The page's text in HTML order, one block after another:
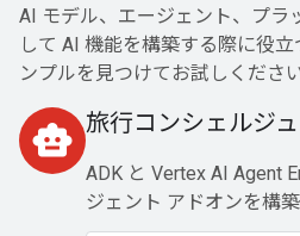
AI モデル、エージェント、プラ
して AI 機能を構築する際に役
ンプルを見つけてお試しください
smart_toy 旅行コンシェルジ
ADK と Vertex AI Agent
ジェント アドオンを構築